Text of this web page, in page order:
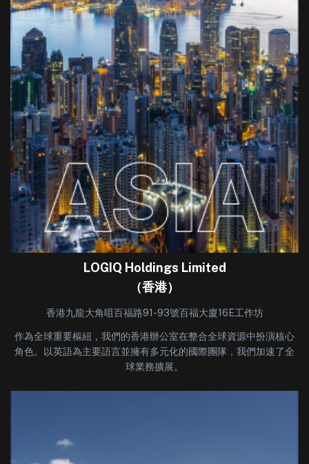
LOGIQ Holdings Limited
（香港）
香港九龍大角咀百福路91-93號百福大廈16E工作坊
作為全球重要樞紐，我們的香港辦公室在整合全球資源中扮演核心
角色。以英語為主要語言並擁有多元化的國際團隊，我們加速了全
球業務擴展。